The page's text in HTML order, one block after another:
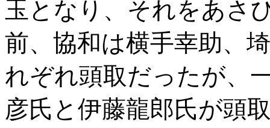
玉となり、それをあさ
前、協和は横手幸助、
れぞれ頭取だったが、
彦氏と伊藤龍郎氏が頭